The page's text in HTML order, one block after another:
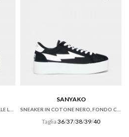
ZOCCOLO “PROFESSIONAL” IN PELLE LUCIDA NERA
SANYAKO
SNEAKER IN COTONE NERO, FONDO CASSETTA
Taglia 36/37/38/39/40